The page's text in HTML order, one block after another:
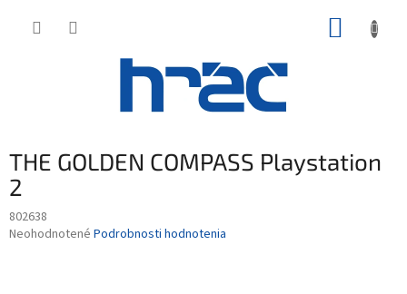
THE GOLDEN COMPASS Playstation
2
802638
Priemerné
Neohodnotené Podrobnosti hodnotenia